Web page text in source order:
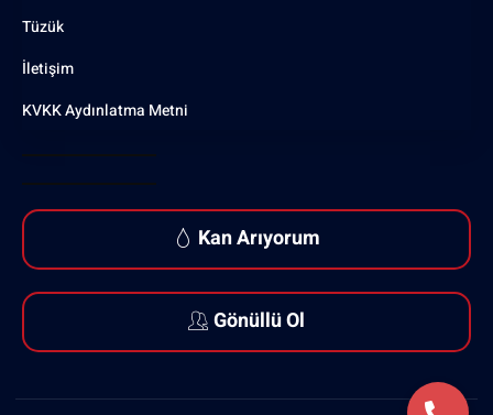
Tüzük
İletişim
KVKK Aydınlatma Metni
Kan Arıyorum
Gönüllü Ol